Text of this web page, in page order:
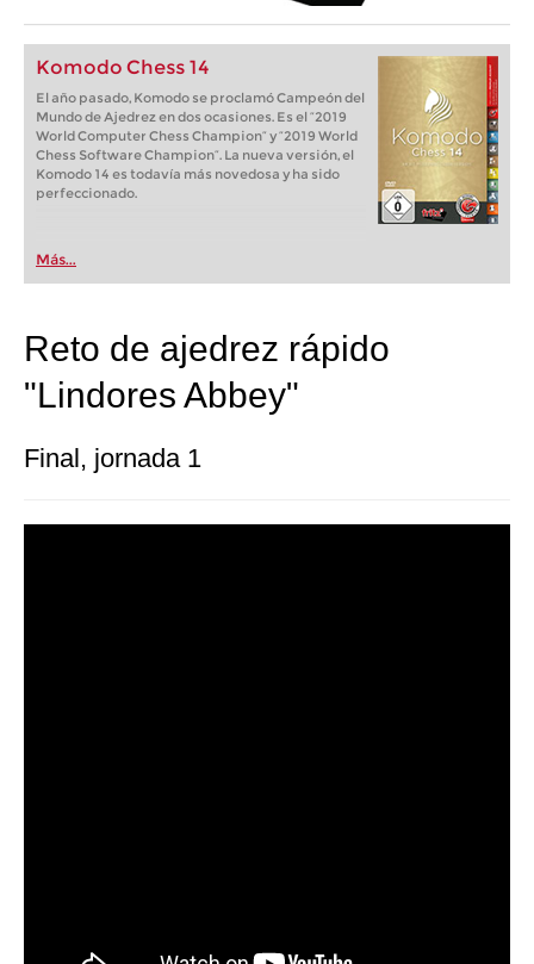
Komodo Chess 14
El año pasado, Komodo se proclamó Campeón del
Mundo de Ajedrez en dos ocasiones. Es el “2019
World Computer Chess Champion“ y “2019 World
Chess Software Champion“. La nueva versión, el
Komodo 14 es todavía más novedosa y ha sido
perfeccionado.
Más...
Reto de ajedrez rápido
"Lindores Abbey"
Final, jornada 1